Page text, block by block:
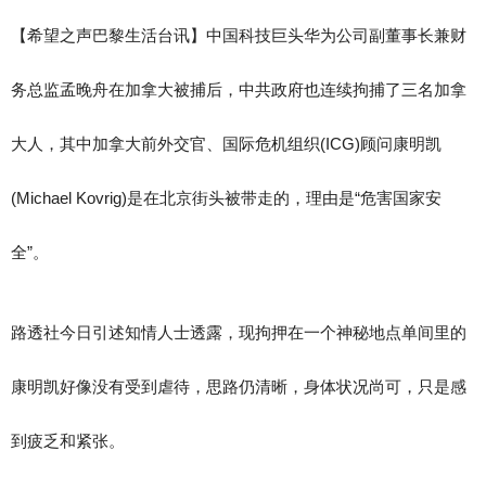
【希望之声巴黎生活台讯】中国科技巨头华为公司副董事长兼财
务总监孟晚舟在加拿大被捕后，中共政府也连续拘捕了三名加拿
大人，其中加拿大前外交官、 国际危机组织(ICG)顾问康明凯
(Michael Kovrig)是在北京街头被带走的，理由是“危害国家安
全”。
路透社今日引述知情人士透露，现拘押在一个神秘地点单间里的
康明凯好像没有受到虐待，思路仍清晰，身体状况尚可，只是感
到疲乏和紧张。